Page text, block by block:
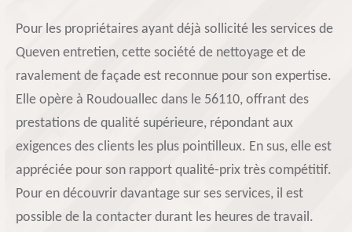
Pour les propriétaires ayant déjà sollicité les services de
Queven entretien, cette société de nettoyage et de
ravalement de façade est reconnue pour son expertise.
Elle opère à Roudouallec dans le 56110, offrant des
prestations de qualité supérieure, répondant aux
exigences des clients les plus pointilleux. En sus, elle est
appréciée pour son rapport qualité-prix très compétitif.
Pour en découvrir davantage sur ses services, il est
possible de la contacter durant les heures de travail.